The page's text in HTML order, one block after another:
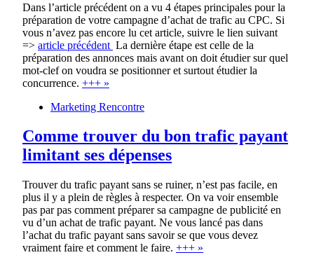
Dans l’article précédent on a vu 4 étapes principales pour la
préparation de votre campagne d’achat de trafic au CPC. Si
vous n’avez pas encore lu cet article, suivre le lien suivant
=> article précédent La dernière étape est celle de la
préparation des annonces mais avant on doit étudier sur quel
mot-clef on voudra se positionner et surtout étudier la
concurrence. +++ »
Marketing Rencontre
Comme trouver du bon trafic payant
limitant ses dépenses
Trouver du trafic payant sans se ruiner, n’est pas facile, en
plus il y a plein de règles à respecter. On va voir ensemble
pas par pas comment préparer sa campagne de publicité en
vu d’un achat de trafic payant. Ne vous lancé pas dans
l’achat du trafic payant sans savoir se que vous devez
vraiment faire et comment le faire. +++ »